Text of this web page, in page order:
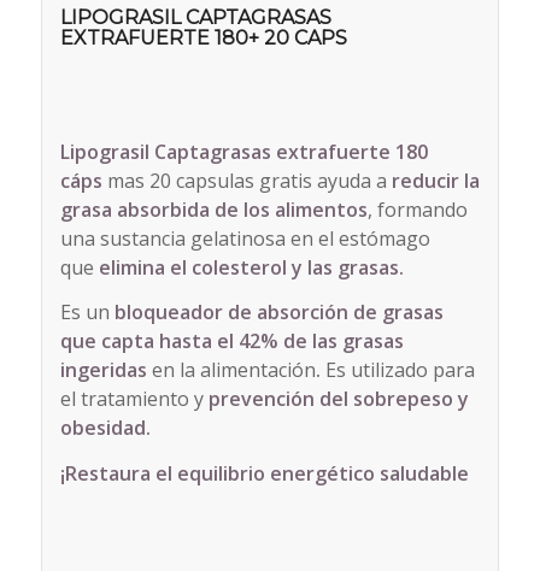
LIPOGRASIL CAPTAGRASAS
EXTRAFUERTE 180+ 20 CAPS
Lipograsil Captagrasas extrafuerte 180
cáps mas 20 capsulas gratis ayuda a reducir la
grasa absorbida de los alimentos, formando
una sustancia gelatinosa en el estómago
que elimina el colesterol y las grasas.
Es un bloqueador de absorción de grasas
que capta hasta el 42% de las grasas
ingeridas en la alimentación. Es utilizado para
el tratamiento y prevención del sobrepeso y
obesidad.
¡Restaura el equilibrio energético saludable